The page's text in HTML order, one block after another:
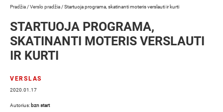
Pradžia /Verslo pradžia /Startuoja programa, skatinanti moteris verslauti ir kurti
STARTUOJA PROGRAMA,
SKATINANTI MOTERIS VERSLAUTI
IR KURTI
VERSLAS
2020.01.17
Autorius: bzn start